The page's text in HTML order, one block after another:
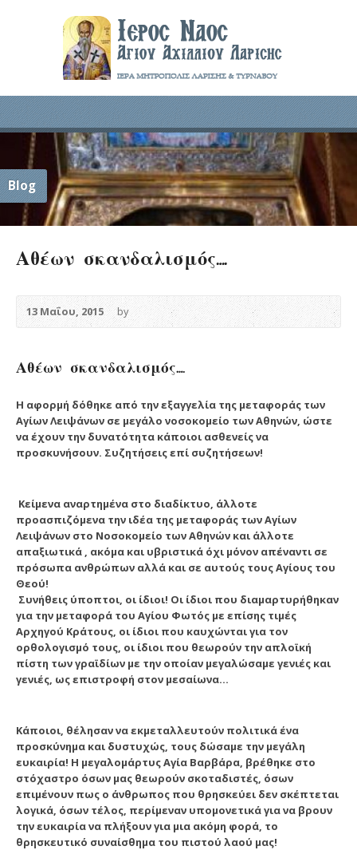
Blog
Αθέων σκανδαλισμός….
13 Μαΐου, 2015 by
Αθέων σκανδαλισμός….
Η αφορμή δόθηκε από την εξαγγελία της μεταφοράς των
Αγίων Λειψάνων σε μεγάλο νοσοκομείο των Αθηνών, ώστε
να έχουν την δυνατότητα κάποιοι ασθενείς να
προσκυνήσουν. Συζητήσεις επί συζητήσεων!
Κείμενα αναρτημένα στο διαδίκτυο, άλλοτε
προασπιζόμενα την ιδέα της μεταφοράς των Αγίων
Λειψάνων στο Νοσοκομείο των Αθηνών και άλλοτε
απαξιωτικά , ακόμα και υβριστικά όχι μόνον απέναντι σε
πρόσωπα ανθρώπων αλλά και σε αυτούς τους Αγίους του
Θεού!
Συνήθεις ύποπτοι, οι ίδιοι! Οι ίδιοι που διαμαρτυρήθηκαν
για την μεταφορά του Αγίου Φωτός με επίσης τιμές
Αρχηγού Κράτους, οι ίδιοι που καυχώνται για τον
ορθολογισμό τους, οι ίδιοι που θεωρούν την απλοϊκή
πίστη των γραϊδίων με την οποίαν μεγαλώσαμε γενιές και
γενιές, ως επιστροφή στον μεσαίωνα…
Κάποιοι, θέλησαν να εκμεταλλευτούν πολιτικά ένα
προσκύνημα και δυστυχώς, τους δώσαμε την μεγάλη
ευκαιρία! Η μεγαλομάρτυς Αγία Βαρβάρα, βρέθηκε στο
στόχαστρο όσων μας θεωρούν σκοταδιστές, όσων
επιμένουν πως ο άνθρωπος που θρησκεύει δεν σκέπτεται
λογικά, όσων τέλος, περίμεναν υπομονετικά για να βρουν
την ευκαιρία να πλήξουν για μια ακόμη φορά, το
θρησκευτικό συναίσθημα του πιστού λαού μας!